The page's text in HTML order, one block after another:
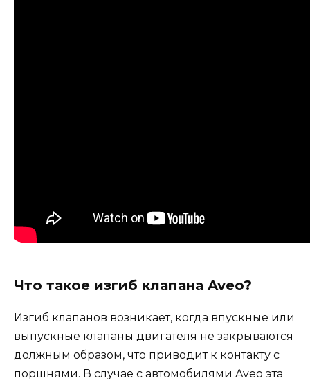
Что такое изгиб клапана Aveo?
Изгиб клапанов возникает, когда впускные или
выпускные клапаны двигателя не закрываются
должным образом, что приводит к контакту с
поршнями. В случае с автомобилями Aveo эта